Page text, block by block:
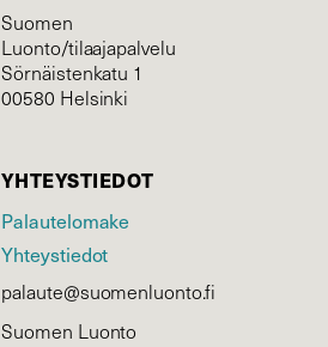
Suomen
Luonto/tilaajapalvelu
Sörnäistenkatu 1
00580 Helsinki
YHTEYSTIEDOT
Palautelomake
Yhteystiedot
palaute@suomenluonto.fi
Suomen Luonto